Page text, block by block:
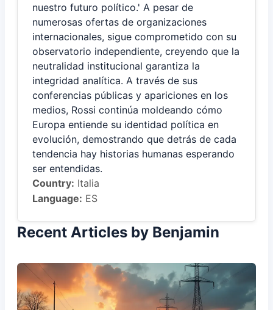
nuestro futuro político.' A pesar de
numerosas ofertas de organizaciones
internacionales, sigue comprometido con su
observatorio independiente, creyendo que la
neutralidad institucional garantiza la
integridad analítica. A través de sus
conferencias públicas y apariciones en los
medios, Rossi continúa moldeando cómo
Europa entiende su identidad política en
evolución, demostrando que detrás de cada
tendencia hay historias humanas esperando
ser entendidas.
Country: Italia
Language: ES
Recent Articles by Benjamin